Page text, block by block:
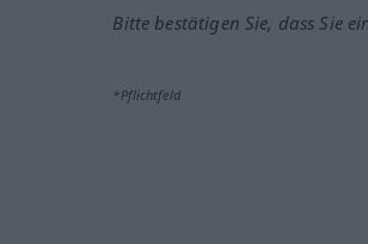
Bitte bestätigen Sie, dass Sie
*Pflichtfeld